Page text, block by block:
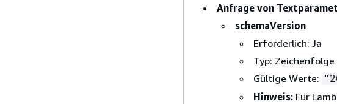
Anfrage von
schemaVersion
Erforderlich: Ja
Typ: Zeichenfolge
Gültige Werte:
Hinweis: Für